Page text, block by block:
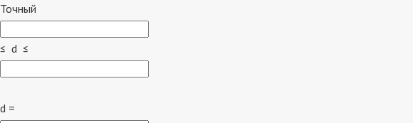
Точный
≤ d ≤
d =